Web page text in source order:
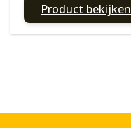
Product bekijken